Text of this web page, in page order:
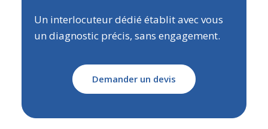
Un interlocuteur dédié établit avec vous
un diagnostic précis, sans engagement.
Demander un devis